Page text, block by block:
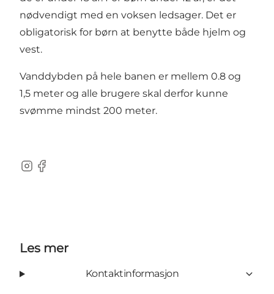
nødvendigt med en voksen ledsager. Det er
obligatorisk for børn at benytte både hjelm og
vest.
Vanddybden på hele banen er mellem 0.8 og
1,5 meter og alle brugere skal derfor kunne
svømme mindst 200 meter.
Instagram
Facebook
Les mer
Kontaktinformasjon